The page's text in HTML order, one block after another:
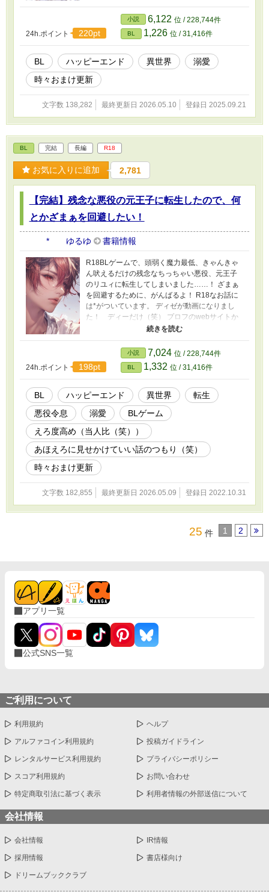
かげで『もふもふ獣人に転生したら、最愛の推
しに溺愛されています』書籍化、心から、あり
がとうございます！
24h.ポイント
220pt
小説 6,122 位 / 228,744件
BL 1,226 位 / 31,416件
BL ハッピーエンド 異世界
溺愛
時々おまけ更新
文字数 138,282 最終更新日 2026.05.10 登録日 2025.09.21
BL 完結 長編 R18
お気に入りに追加 2,781
【完結】残念な悪役の元王子に転生したので、何
とかざまぁを回避したい！
* ゆるゆ 書籍情報
R18BLゲームで、頭弱く魔力最低、きゃんきゃ
ん吠えるだけの残念なちっちゃい悪役、元王子
のリユィに転生してしまいました……！ ざまぁ
を回避するために、がんばるよ！ R18なお話に
は*がついています。 ディゼが動画になりまし
た！ ディーだけ（笑） プロフのwebサイトか
ら飛べるので、もしよかったら！ 再生リストの
つめあわせのところからどうぞです。 表紙や動
画にはAIを使っていますが、小説にはAIを使って
おりません 皆さまの応援のおかげで『もふもふ
獣人に転生したら、最愛の推しに溺愛されてい
ます』書籍化、心から、ありがとうございま
す！
24h.ポイント 198pt
小説 7,024 位 / 228,744件
BL 1,332 位 / 31,416件
BL ハッピーエンド 異世界
転生
悪役令息
溺愛
BLゲーム
えろ度高め（当人比（笑））
あほえろに見せかけていい話のつもり（笑）
時々おまけ更新
文字数 182,855 最終更新日 2026.05.09 登録日 2022.10.31
25 件 1 2
アプリ一覧
公式SNS一覧
ご利用について
利用規約 ヘルプ
アルファコイン利用規約 投稿ガイドライン
レンタルサービス利用規約 プライバシーポリシー
スコア利用規約 お問い合わせ
特定商取引法に基づく表示 利用者情報の外部送信について
会社情報
会社情報 IR情報
採用情報 書店様向け
ドリームブッククラブ